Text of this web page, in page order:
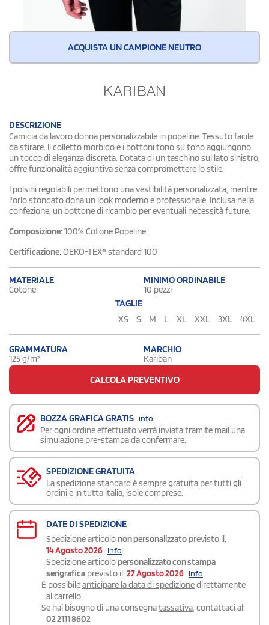
ACQUISTA UN CAMPIONE NEUTRO
DESCRIZIONE
Camicia da lavoro donna personalizzabile in popeline. Tessuto facile
da stirare. Il colletto morbido e i bottoni tono su tono aggiungono
un tocco di eleganza discreta. Dotata di un taschino sul lato sinistro,
offre funzionalità aggiuntiva senza compromettere lo stile.
I polsini regolabili permettono una vestibilità personalizzata, mentre
l'orlo stondato dona un look moderno e professionale. Inclusa nella
confezione, un bottone di ricambio per eventuali necessità future.
Composizione: 100% Cotone Popeline
Certificazione: OEKO-TEX® standard 100
MATERIALE
Cotone
MINIMO ORDINABILE
10 pezzi
TAGLIE
XS
S M L XL XXL 3XL 4XL
GRAMMATURA
125 g/m²
MARCHIO
Kariban
CALCOLA PREVENTIVO
BOZZA GRAFICA GRATIS info
Per ogni ordine effettuato verrà inviata tramite mail una
simulazione pre-stampa da confermare.
SPEDIZIONE GRATUITA
La spedizione standard è sempre gratuita per tutti gli
ordini e in tutta italia, isole comprese.
DATE DI SPEDIZIONE
Spedizione articolo non personalizzato previsto il:
14 Agosto 2026 info
Spedizione articolo personalizzato con stampa
serigrafica previsto il: 27 Agosto 2026 info
É possibileanticipare la data di spedizionedirettamente
al carrello.
Se hai bisogno di una consegnatassativa, contattaci al:
02 2111 8602